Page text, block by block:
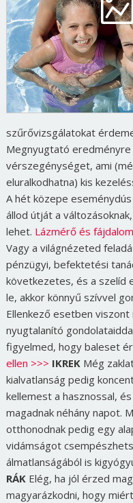
szűrővizsgálatokat
Megnyugtató
vérszegénységet, ami
eluralkodhatna) kis
A hét közepe
állod útját a
lehet. Lázmérő és
Vagy a világnézeted
pénzügyi, befektetési
következetes, és a szelíd
le, akkor könnyű szívvel
Ellenkező esetben
nyugtalanító
figyelmed, hogy baleset
ellen >>> IKREK Még
kialvatlanság pedig
kellemest a hasznossal,
magadnak néhány napot.
otthonodnak pedig egy
vidámságot
álmatlanságából is
RÁKElég, ha jól érzed
magyarázkodni, hogy